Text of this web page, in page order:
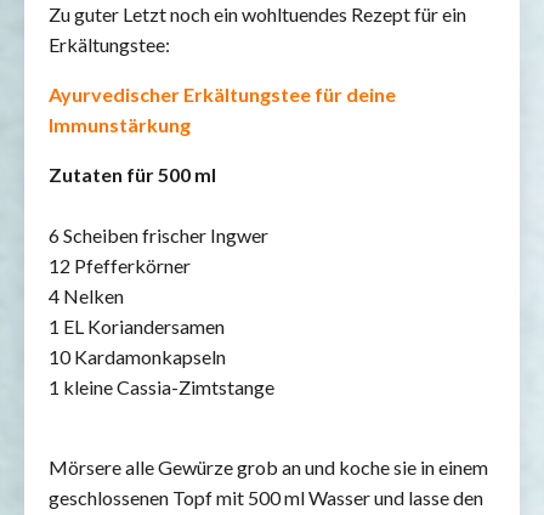
Zu guter Letzt noch ein wohltuendes Rezept für ein
Erkältungstee:
Ayurvedischer Erkältungstee für deine
Immunstärkung
Zutaten für 500 ml
6 Scheiben frischer Ingwer
12 Pfefferkörner
4 Nelken
1 EL Koriandersamen
10 Kardamonkapseln
1 kleine Cassia-Zimtstange
Mörsere alle Gewürze grob an und koche sie in einem
geschlossenen Topf mit 500 ml Wasser und lasse den